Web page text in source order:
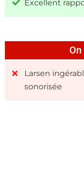
Excellent
Larsen
sonorisée